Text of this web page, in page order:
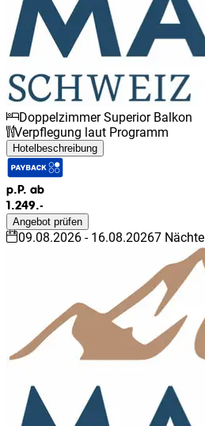
Doppelzimmer Superior Balkon
Verpflegung laut Programm
Hotelbeschreibung
p.P. ab
1.249.-
Angebot prüfen
09.08.2026 - 16.08.20267 Nächte